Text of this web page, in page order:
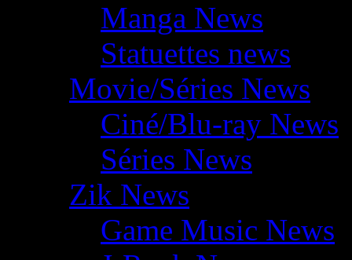
Manga News
Statuettes news
Movie/Séries News
Ciné/Blu-ray News
Séries News
Zik News
Game Music News